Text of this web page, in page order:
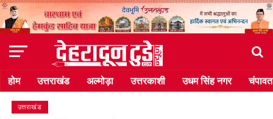
होम उत्तराखंड अल्मोड़ा उत्तरकाशी उधम सिंह नगर चंपावत
उत्तराखंड